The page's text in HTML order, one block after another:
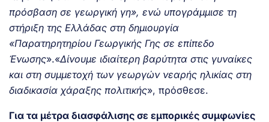
πρόσβαση σε γεωργική γη», ενώ υπογράμμισε τη
στήριξη της Ελλάδας στη δημιουργία
«Παρατηρητηρίου Γεωργικής Γης σε επίπεδο
Ένωσης».«Δίνουμε ιδιαίτερη βαρύτητα στις γυναίκες
και στη συμμετοχή των γεωργών νεαρής ηλικίας στη
διαδικασία χάραξης πολιτικής», πρόσθεσε.
Για τα μέτρα διασφάλισης σε εμπορικές συμφωνίες